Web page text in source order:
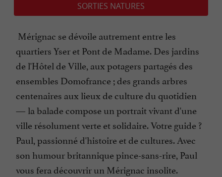
SORTIES NATURES
Mérignac se dévoile autrement entre les
quartiers Yser et Pont de Madame. Des jardins
de l'Hôtel de Ville, aux potagers partagés des
ensembles Domofrance ; des grands arbres
centenaires aux lieux de culture du quotidien
— la balade compose un portrait vivant d'une
ville résolument verte et solidaire. Votre guide ?
Paul, passionné d'histoire et de cultures. Avec
son humour britannique pince-sans-rire, Paul
vous fera découvrir un Mérignac insolite.